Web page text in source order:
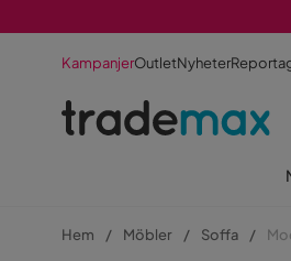
KampanjerOutletNyheter
Hem Möbler Soffa